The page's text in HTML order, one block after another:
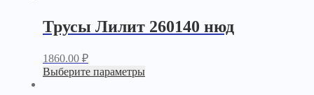
Трусы Лилит 260140 нюд
1860.00 ₽
Выберите параметры